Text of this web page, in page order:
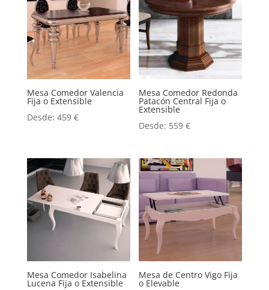
Mesa Comedor Valencia
Fija o Extensible
Desde: 459 €
Mesa Comedor Redonda
Patacón Central Fija o
Extensible
Desde: 559€
Mesa Comedor Isabelina
Lucena Fija o Extensible
Mesa de Centro Vigo Fija
o Elevable